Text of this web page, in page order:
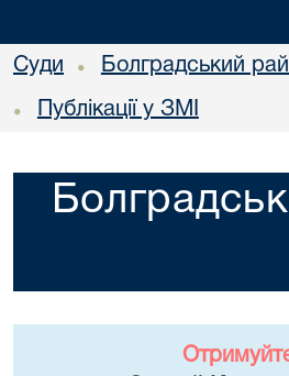
Суди • Болградський
• Публікації у ЗМІ